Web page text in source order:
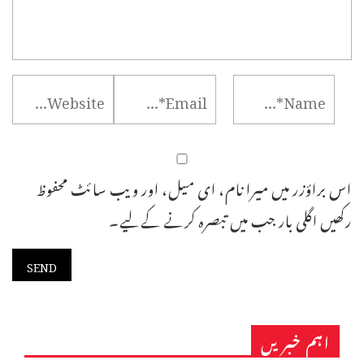
اس براؤزر میں میرا نام، ای میل، اور ویب سائٹ محفوظ
رکھیں اگلی بار جب میں تبصرہ کرنے کےلیے۔
اہم خبریں